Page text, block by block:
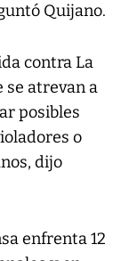
Quijano.
contra La
se atrevan a
posibles
o
dijo
enfrenta 12